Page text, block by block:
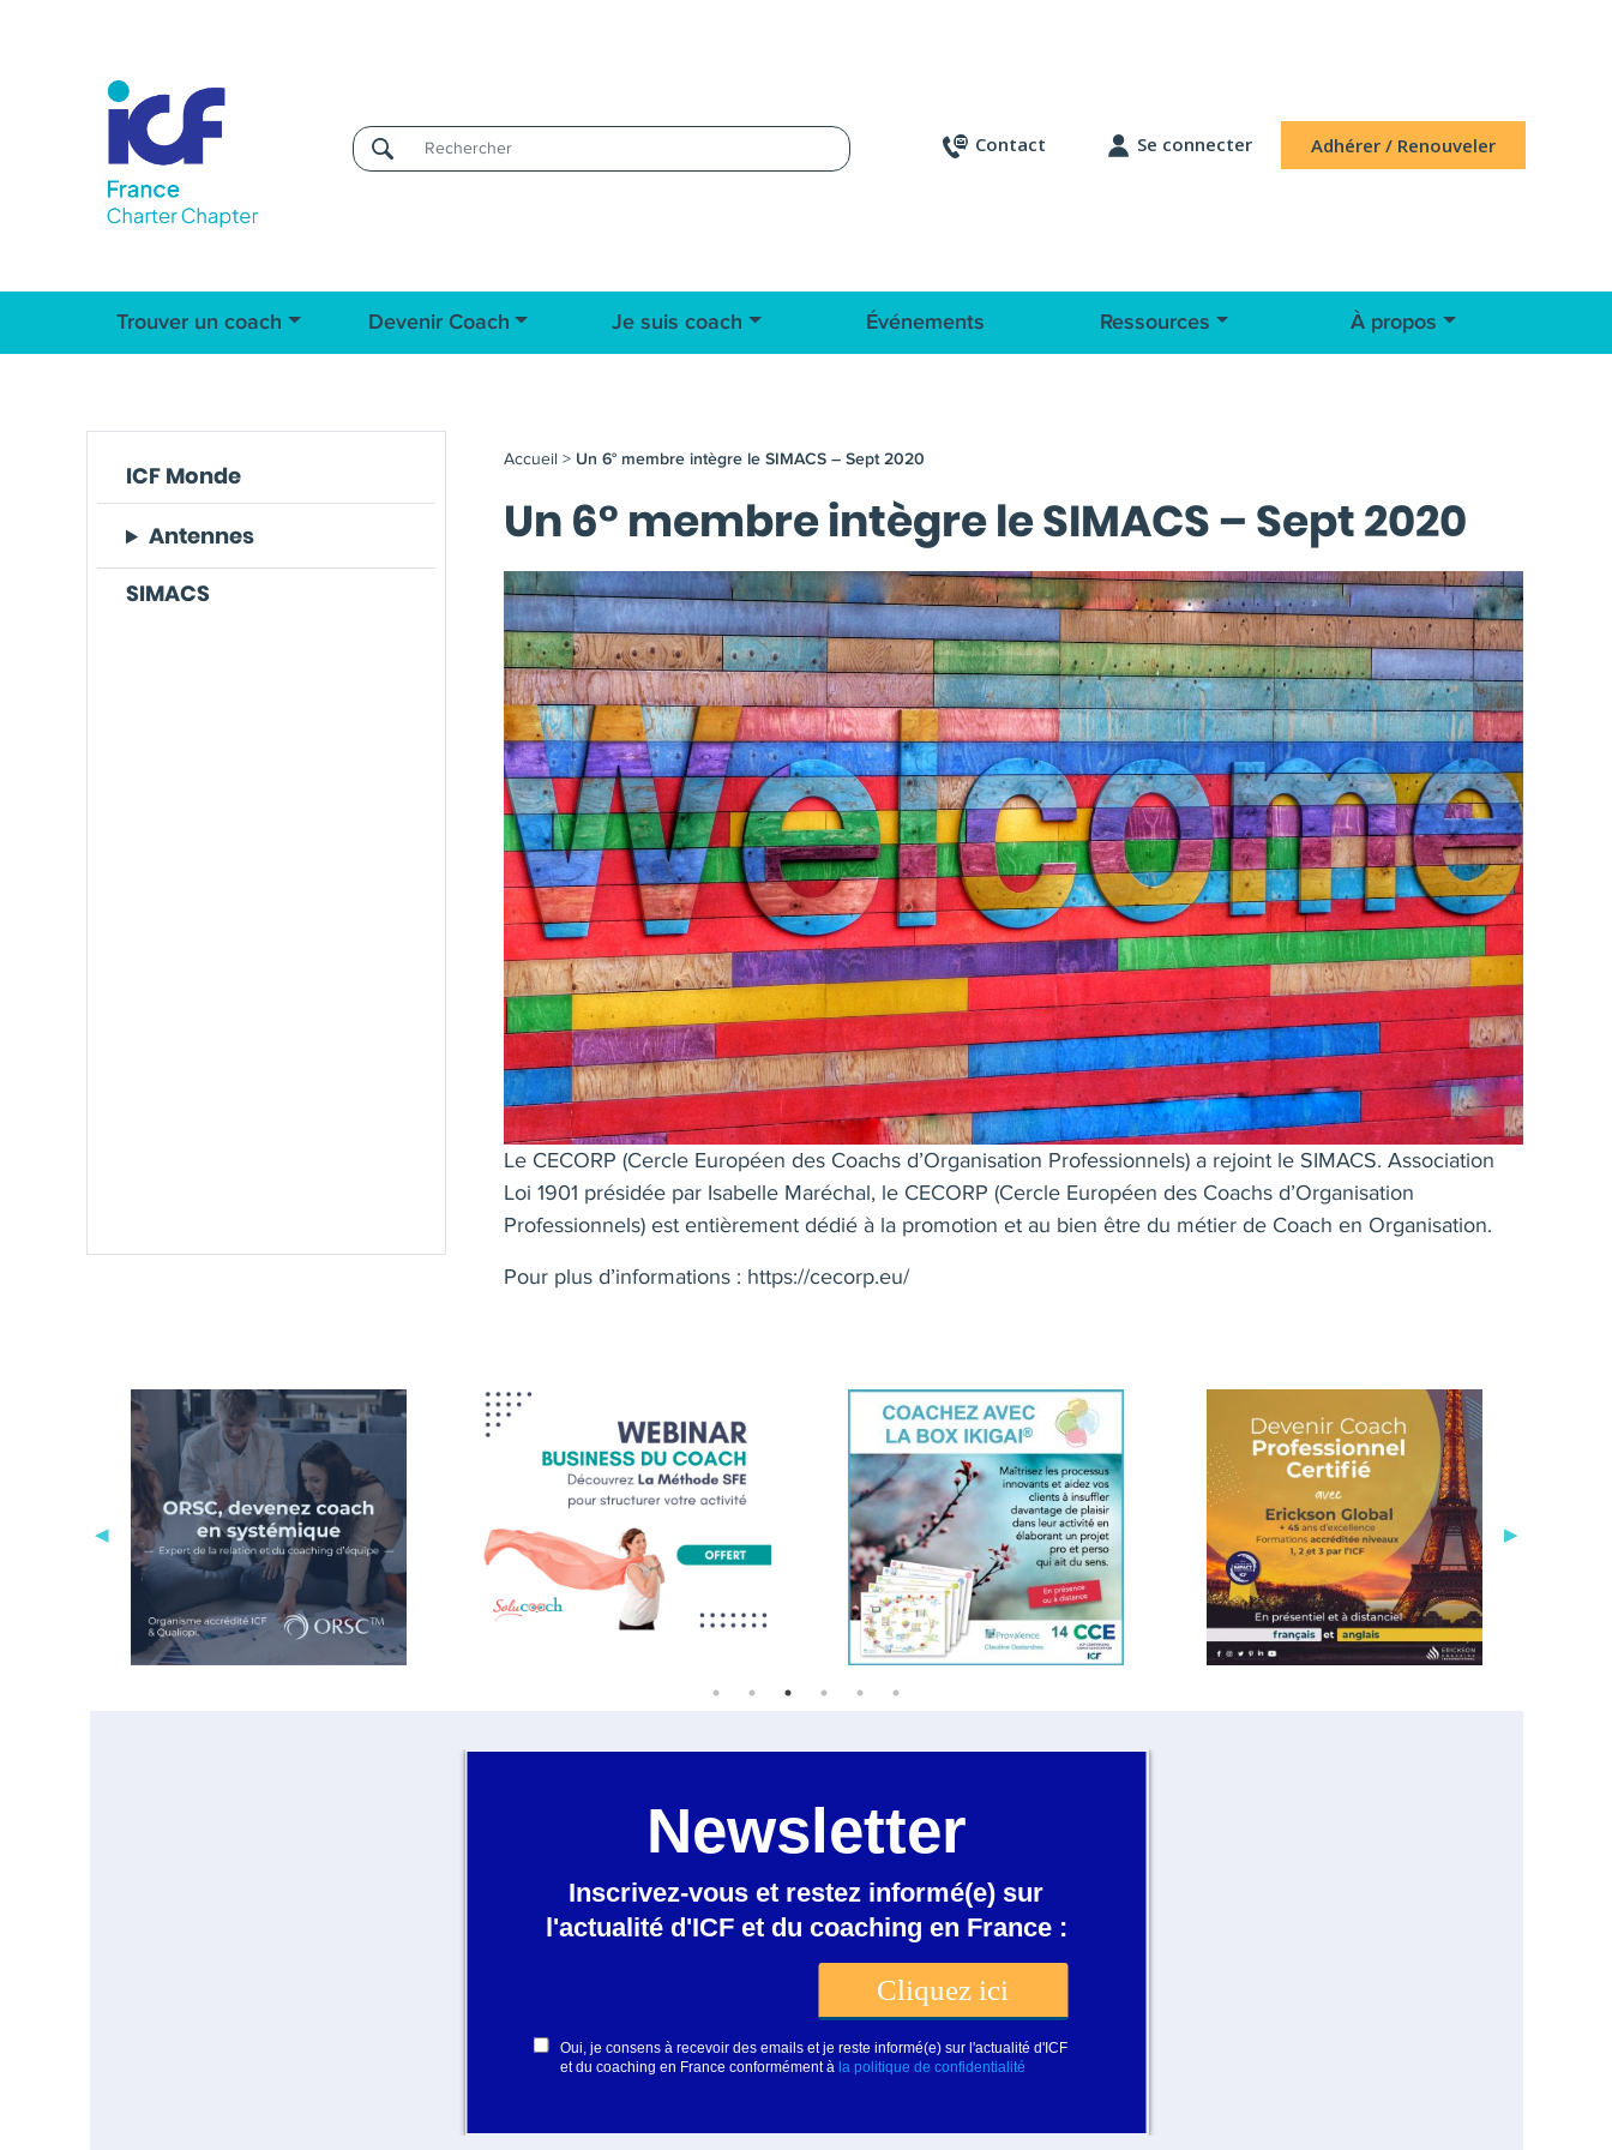
Username Contact Se connecter Adhérer / Renouveler
Trouver un coach Devenir Coach Je suis coach Événements Ressources À propos
ICF Monde
Antennes
SIMACS
Accueil > Un 6° membre intègre le SIMACS – Sept 2020
Un 6° membre intègre le SIMACS – Sept 2020
Le CECORP (Cercle Européen des Coachs d’Organisation Professionnels) a rejoint le SIMACS. Association
Loi 1901 présidée par Isabelle Maréchal, le CECORP (Cercle Européen des Coachs d’Organisation
Professionnels) est entièrement dédié à la promotion et au bien être du métier de Coach en Organisation.
Pour plus d’informations : https://cecorp.eu/